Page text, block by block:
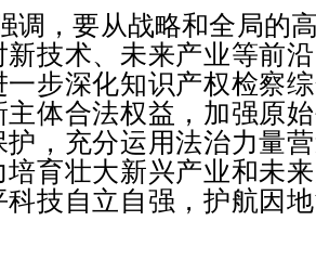
调，要从战略和全局的
新技术、未来产业等前
一步深化知识产权检察
主体合法权益，加强原
护，充分运用法治力量
培育壮大新兴产业和未
科技自立自强，护航因